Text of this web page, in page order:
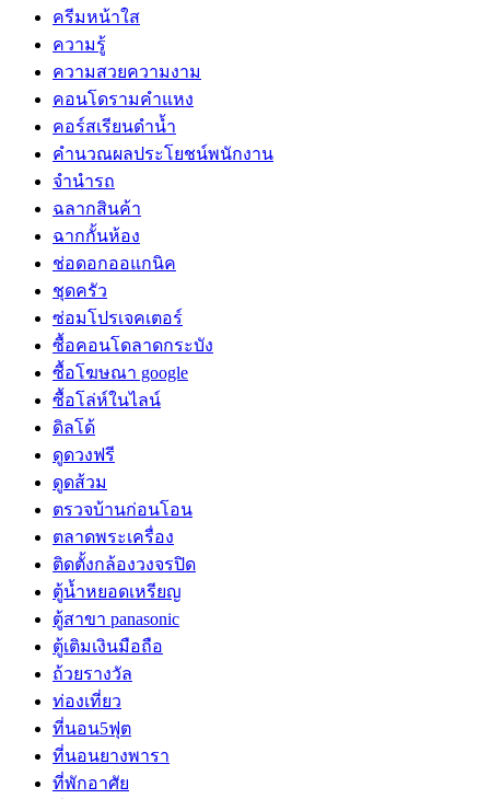
ครีมหน้าใส
ความรู้
ความสวยความงาม
คอนโดรามคำแหง
คอร์สเรียนดำน้ำ
คำนวณผลประโยชน์พนักงาน
จำนำรถ
ฉลากสินค้า
ฉากกั้นห้อง
ช่อดอกออแกนิค
ชุดครัว
ซ่อมโปรเจคเตอร์
ซื้อคอนโดลาดกระบัง
ซื้อโฆษณา google
ซื้อโล่ห์ในไลน์
ดิลโด้
ดูดวงฟรี
ดูดส้วม
ตรวจบ้านก่อนโอน
ตลาดพระเครื่อง
ติดตั้งกล้องวงจรปิด
ตู้น้ำหยอดเหรียญ
ตู้สาขา panasonic
ตู้เติมเงินมือถือ
ถ้วยรางวัล
ท่องเที่ยว
ที่นอน5ฟุต
ที่นอนยางพารา
ที่พักอาศัย